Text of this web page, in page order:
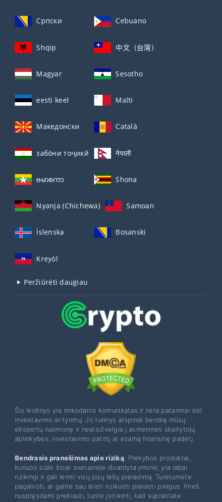
Српски Cebuano
Shqip 中文（台灣）
Magyar Sesotho
eesti keel Malti
Македонски Català
забо́ни тоҷикӣ́ नेपाली
ဗမာစကာ Shona
Nyanja (Chichewa) Samoan
Íslenska Bosanski
Kreyòl
Peržiūrėti daugiau
Šis leidinys yra rinkodaros komunikatas ir nėra patarimai dėl
investavimo ar tyrimų. Jo turinys atspindi bendrą mūsų
ekspertų nuomonę ir neatsižvelgia į asmenines skaitytojų
aplinkybes, investavimo patirtį ar esamą finansinę padėtį.
Bendrasis pranešimas apie riziką: Prekybos produktai,
kuriuos siūlo šioje svetainėje išvardyta įmonė, yra labai
rizikingi ir gali lemti visų jūsų lėšų praradimą. Turėtumėte
pagalvoti, ar galite sau leisti rizikuoti prarasti pinigus. Prieš
nuspręsdami prekiauti, turite įsitikinti, kad suprantate